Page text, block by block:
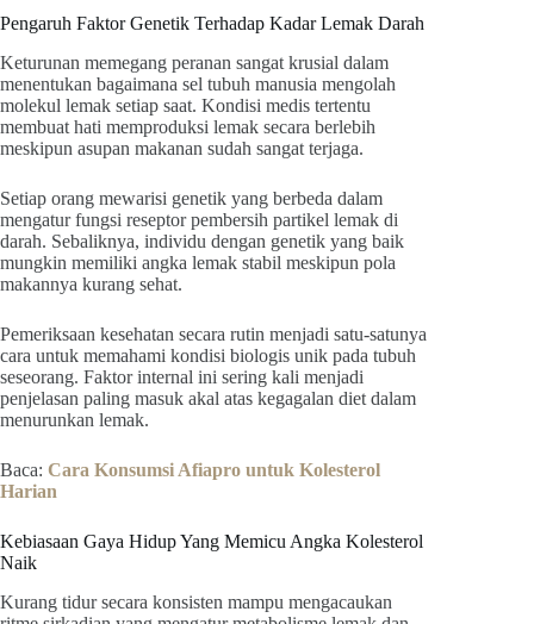
Pengaruh Faktor Genetik Terhadap Kadar Lemak Darah
Keturunan memegang peranan sangat krusial dalam
menentukan bagaimana sel tubuh manusia mengolah
molekul lemak setiap saat. Kondisi medis tertentu
membuat hati memproduksi lemak secara berlebih
meskipun asupan makanan sudah sangat terjaga.
Setiap orang mewarisi genetik yang berbeda dalam
mengatur fungsi reseptor pembersih partikel lemak di
darah. Sebaliknya, individu dengan genetik yang baik
mungkin memiliki angka lemak stabil meskipun pola
makannya kurang sehat.
Pemeriksaan kesehatan secara rutin menjadi satu-satunya
cara untuk memahami kondisi biologis unik pada tubuh
seseorang. Faktor internal ini sering kali menjadi
penjelasan paling masuk akal atas kegagalan diet dalam
menurunkan lemak.
Baca: Cara Konsumsi Afiapro untuk Kolesterol
Harian
Kebiasaan Gaya Hidup Yang Memicu Angka Kolesterol
Naik
Kurang tidur secara konsisten mampu mengacaukan